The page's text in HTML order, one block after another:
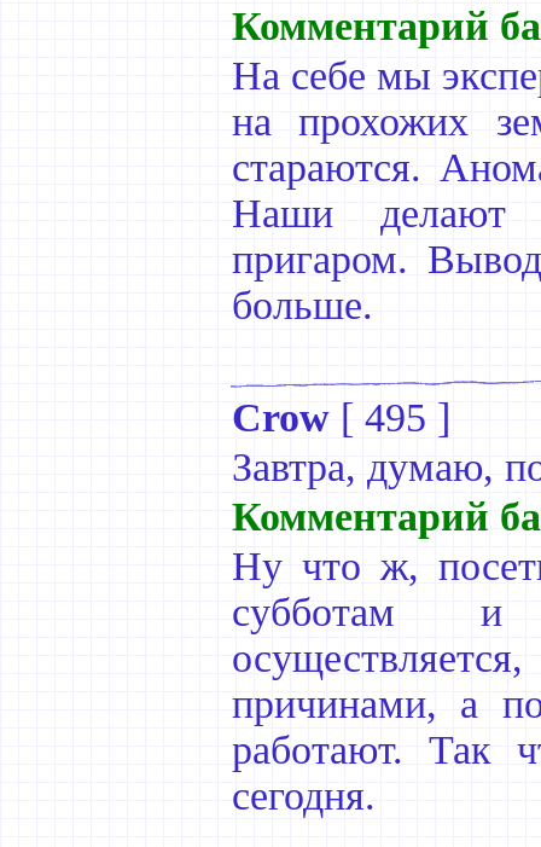
Комментарий
На себе мы
на прохожих
стараются.
Наши делают
пригаром.
больше.
Crow [ 495 ]
Завтра, думаю,
Комментарий
Ну что ж,
субботам и
причинами, а
работают. Так
сегодня.